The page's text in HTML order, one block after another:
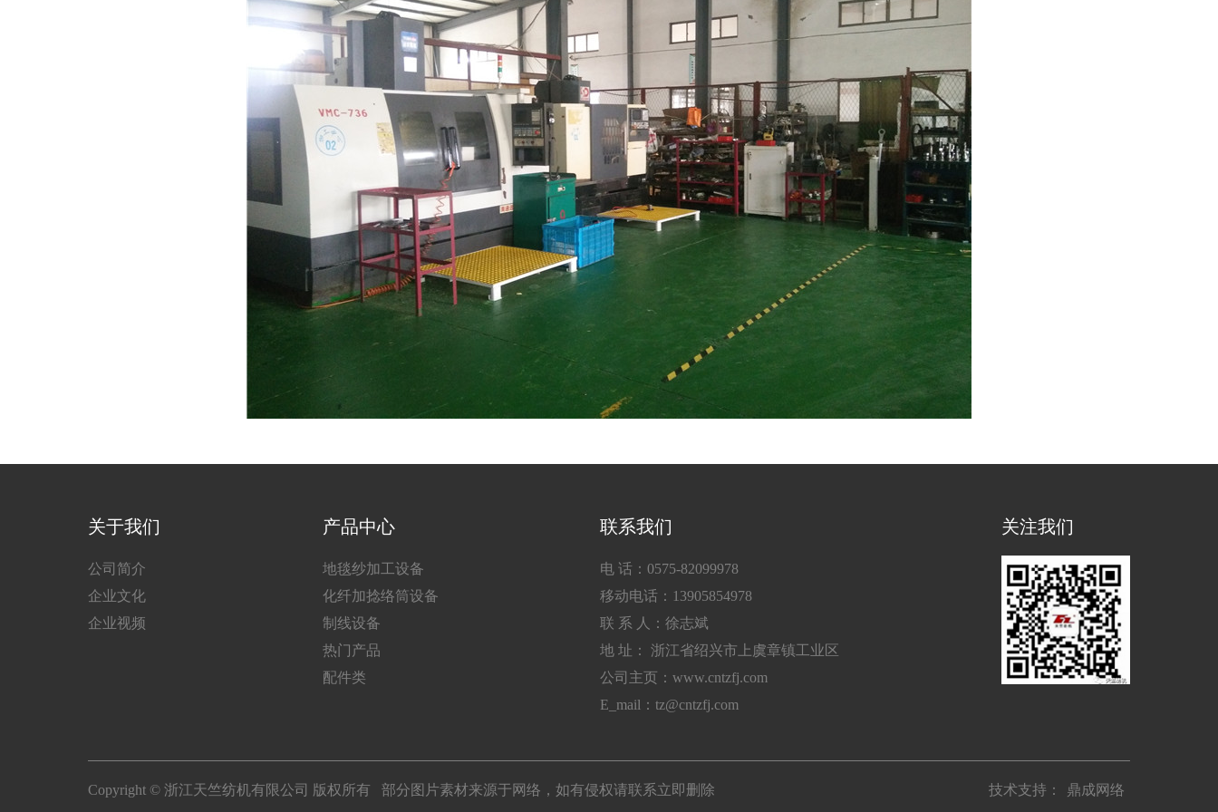
关于我们
公司简介
企业文化
企业视频
产品中心
地毯纱加工设备
化纤加捻络筒设备
制线设备
热门产品
配件类
联系我们
电 话：0575-82099978
移动电话：13905854978
联 系 人：徐志斌
地 址： 浙江省绍兴市上虞章镇工业区
公司主页：www.cntzfj.com
E_mail：tz@cntzfj.com
关注我们
Copyright © 浙江天竺纺机有限公司 版权所有 部分图片素材来源于网络，如有侵权请联系立即删除 技术支持： 鼎成网络